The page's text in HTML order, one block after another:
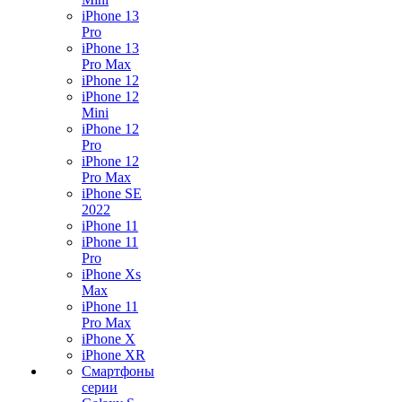
iPhone 13
Pro
iPhone 13
Pro Max
iPhone 12
iPhone 12
Mini
iPhone 12
Pro
iPhone 12
Pro Max
iPhone SE
2022
iPhone 11
iPhone 11
Pro
iPhone Xs
Max
iPhone 11
Pro Max
iPhone X
iPhone XR
Смартфоны
серии